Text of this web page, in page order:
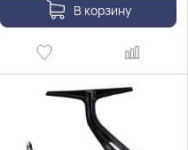
В корзину